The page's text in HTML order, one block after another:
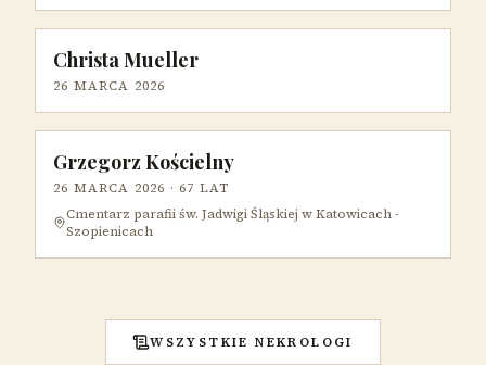
Christa Mueller
26 MARCA 2026
Grzegorz Kościelny
26 MARCA 2026 · 67 LAT
Cmentarz parafii św. Jadwigi Śląskiej w Katowicach -
Szopienicach
WSZYSTKIE NEKROLOGI